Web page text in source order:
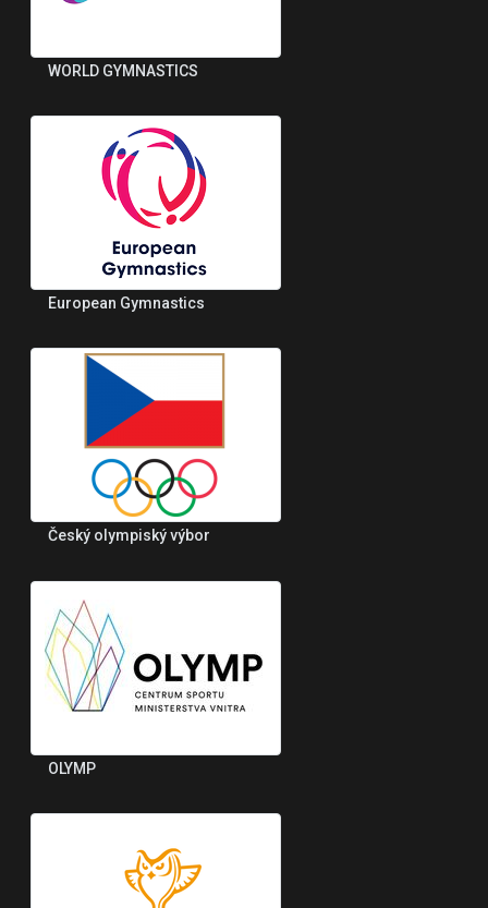
WORLD GYMNASTICS
European Gymnastics
Český olympiský výbor
OLYMP